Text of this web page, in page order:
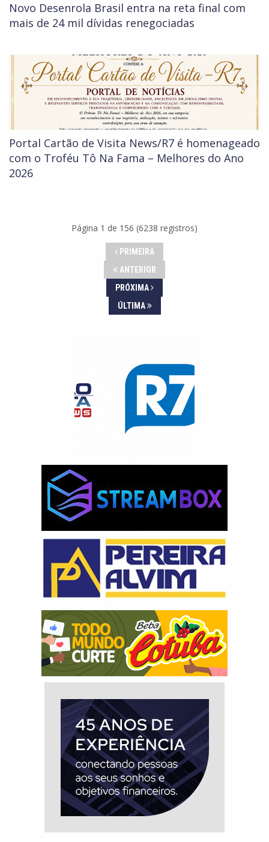
Novo Desenrola Brasil entra na reta final com
mais de 24 mil dívidas renegociadas
Portal Cartão de Visita News/R7 é homenageado
com o Troféu Tô Na Fama – Melhores do Ano
2026
Página 1 de 156 (6238 registros)
PRIMEIRA
ANTERIOR
PRÓXIMA
ÚLTIMA